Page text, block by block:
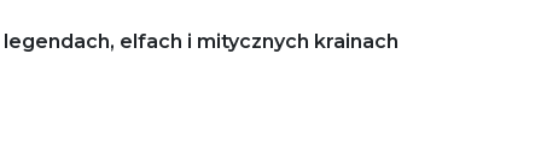
elfach i mitycznych krainach